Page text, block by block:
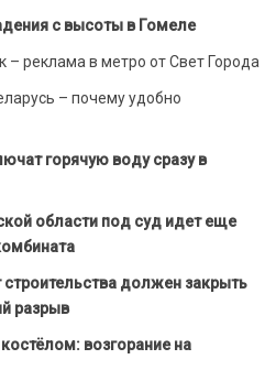
с высоты в Гомеле
– реклама в метро от Свет Города
– почему удобно
горячую воду сразу в
области под суд идет еще
строительства должен закрыть
разрыв
возгорание на